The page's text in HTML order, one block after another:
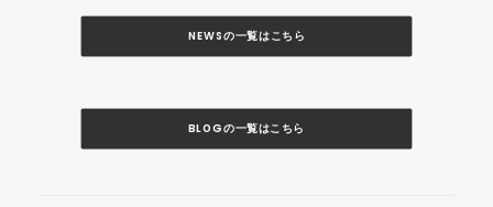
NEWSの一覧はこちら
BLOGの一覧はこちら